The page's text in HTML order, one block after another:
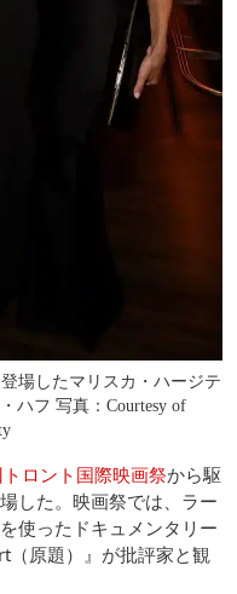
場したマリスカ・ハージテ
ハフ 写真：Courtesy of
ロント国際映画祭から駆
した。映画祭では、ラー
使ったドキュメンタリー
（原題）』が批評家と観